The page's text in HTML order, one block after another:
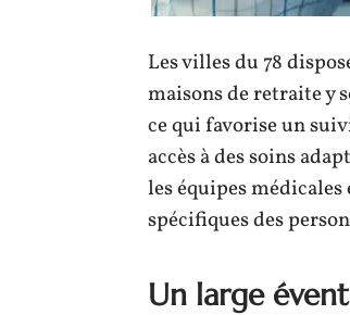
Les villes du 78
maisons de retraite y
ce qui favorise un
accès à des soins
les équipes
spécifiques des
Un large